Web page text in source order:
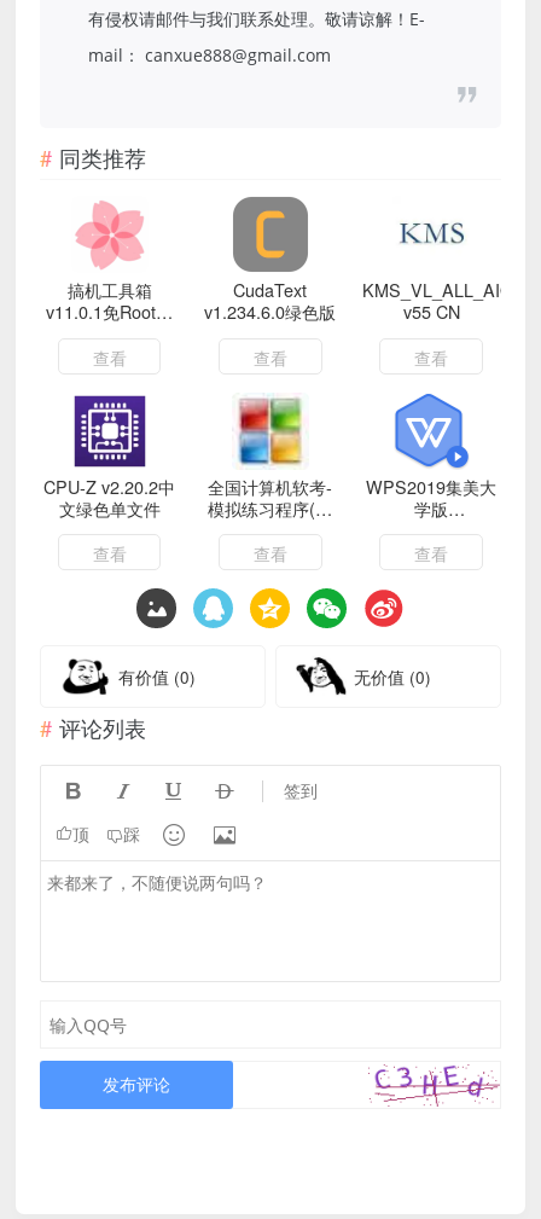
有侵权请邮件与我们联系处理。敬请谅解！E-
mail： canxue888@gmail.com
同类推荐
搞机工具箱
v11.0.1免Root调
试安卓
查看
CudaText
v1.234.6.0绿色版
查看
KMS_VL_ALL_AIO
v55 CN
查看
CPU-Z v2.20.2中
文绿色单文件
查看
全国计算机软考-
模拟练习程序(高
级) 离线学习版
查看
WPS2019集美大
学版
v11.8.6.11825
查看
有价值 (0) 无价值 (0)
评论列表
    签到
顶 踩  
发布评论